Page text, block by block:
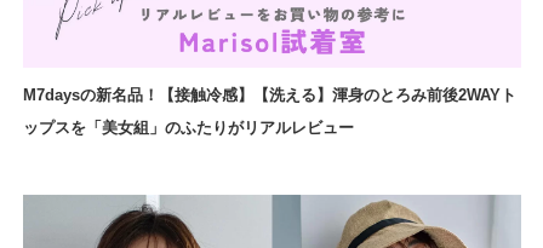
M7daysの新名品！【接触冷感】【洗える】渾身のとろみ前後2WAYト
ップスを「美女組」のふたりがリアルレビュー